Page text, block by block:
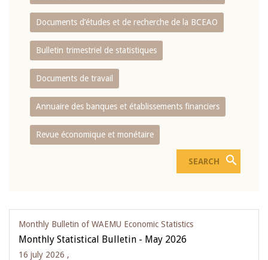
Documents d’études et de recherche de la BCEAO
Bulletin trimestriel de statistiques
Documents de travail
Annuaire des banques et établissements financiers
Revue économique et monétaire
Monthly Bulletin of WAEMU Economic Statistics
Monthly Statistical Bulletin - May 2026
16 july 2026 ,